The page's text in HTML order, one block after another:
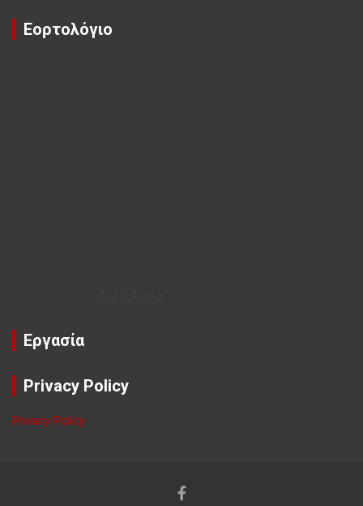
Εορτολόγιο
Εργασία
Privacy Policy
Privacy Policy